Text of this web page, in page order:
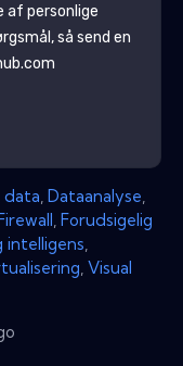
af personlige
så send en
data Dataanalyse
Forudsigelig
intelligens
Visual